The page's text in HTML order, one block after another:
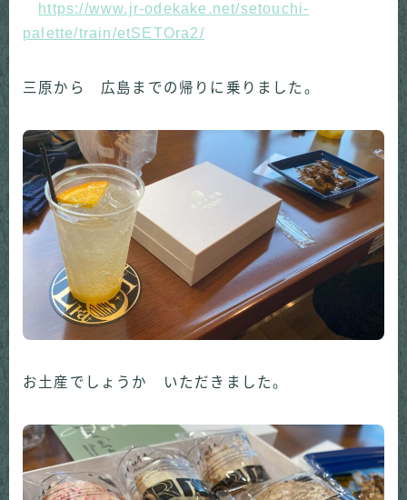
https://www.jr-odekake.net/setouchi-
palette/train/etSETOra2/
三原から 広島までの帰りに乗りました。
お土産でしょうか いただきました。